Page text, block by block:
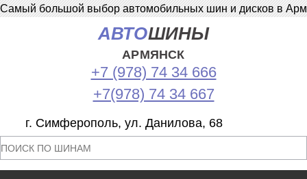
Самый большой выбор автомобильных шин и дисков в
АВТОШИНЫ
АРМЯНСК
+7 (978) 74 34 666
+7(978) 74 34 667
г. Симферополь, ул. Данилова, 68